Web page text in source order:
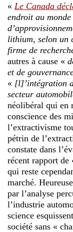
« Le Canada
endroit au
lithium, selon un
firme de
autres à cause «
et de
« [l]’intégration
secteur
néolibéral qui en
conscience des
l’extractivisme
pétrin de
constate dans
récent rapport de
qui reste
marché.
par l’analyse
l’industrie
science
société sans «